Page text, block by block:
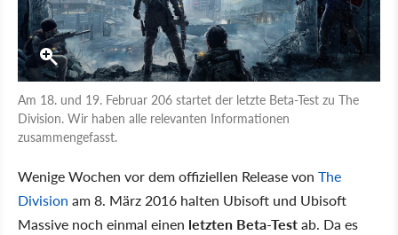
Am 18. und 19. Februar 206 startet der letzte Beta-Test zu The
Division. Wir haben alle relevanten Informationen
zusammengefasst.
Wenige Wochen vor dem offiziellen Release von The
Division am 8. März 2016 halten Ubisoft und Ubisoft
Massive noch einmal einen letzten Beta-Testab. Da es